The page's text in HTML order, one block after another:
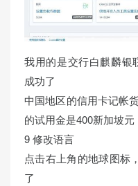
我用的是交行白麒麟银
成功了
中国地区的信用卡记帐
的试用金是400新加坡元
9 修改语言
点击右上角的地球图标
了